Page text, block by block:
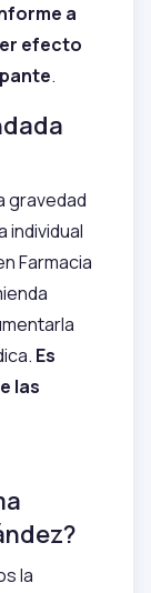
a
efecto
.
gravedad
individual
Farmacia
Es
las
la